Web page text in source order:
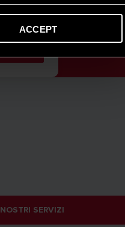
ACCEPT
e
SERVIZI